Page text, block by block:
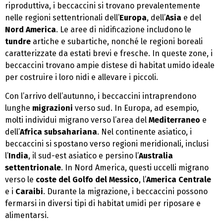
riproduttiva, i beccaccini si trovano prevalentemente
nelle regioni settentrionali dell’Europa, dell’Asia e del
Nord America. Le aree di nidificazione includono le
tundre artiche e subartiche, nonché le regioni boreali
caratterizzate da estati brevi e fresche. In queste zone, i
beccaccini trovano ampie distese di habitat umido ideale
per costruire i loro nidi e allevare i piccoli.
Con l’arrivo dell’autunno, i beccaccini intraprendono
lunghe migrazioni verso sud. In Europa, ad esempio,
molti individui migrano verso l’area del Mediterraneo e
dell’Africa subsahariana. Nel continente asiatico, i
beccaccini si spostano verso regioni meridionali, inclusi
l’India, il sud-est asiatico e persino l’Australia
settentrionale. In Nord America, questi uccelli migrano
verso le coste del Golfo del Messico, l’America Centrale
e i Caraibi. Durante la migrazione, i beccaccini possono
fermarsi in diversi tipi di habitat umidi per riposare e
alimentarsi.